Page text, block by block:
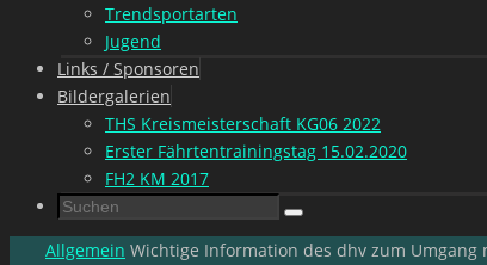
Trendsportarten
Jugend
Links / Sponsoren
Bildergalerien
THS Kreismeisterschaft KG06 2022
Erster Fährtentrainingstag 15.02.2020
FH2 KM 2017
Suchen
nach:
Suchen
Start
Allgemein Wichtige Information des dhv zum Umgang